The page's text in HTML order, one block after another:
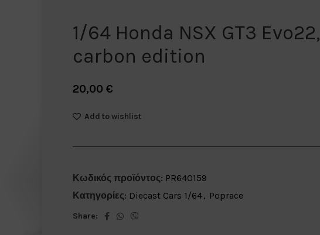
1/64 Honda NSX GT3 Evo22,
carbon edition
20,00 €
Add to wishlist
Κωδικός προϊόντος: PR640159
Κατηγορίες: Diecast Cars 1/64, Poprace
Share: